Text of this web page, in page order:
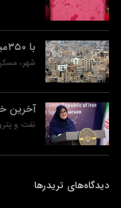
با ۳۵۰میلیون تومان کجا میتوان خانه رهن کامل کرد؟
شهر،
آخرین
نفت و
دیدگاه‌های تریدرها